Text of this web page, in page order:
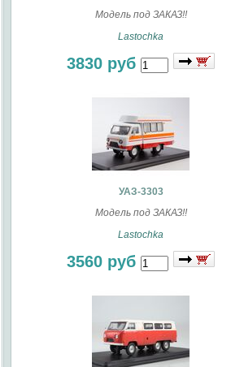
Модель под ЗАКАЗ!!
Lastochka
3830 руб
УАЗ-3303
Модель под ЗАКАЗ!!
Lastochka
3560 руб